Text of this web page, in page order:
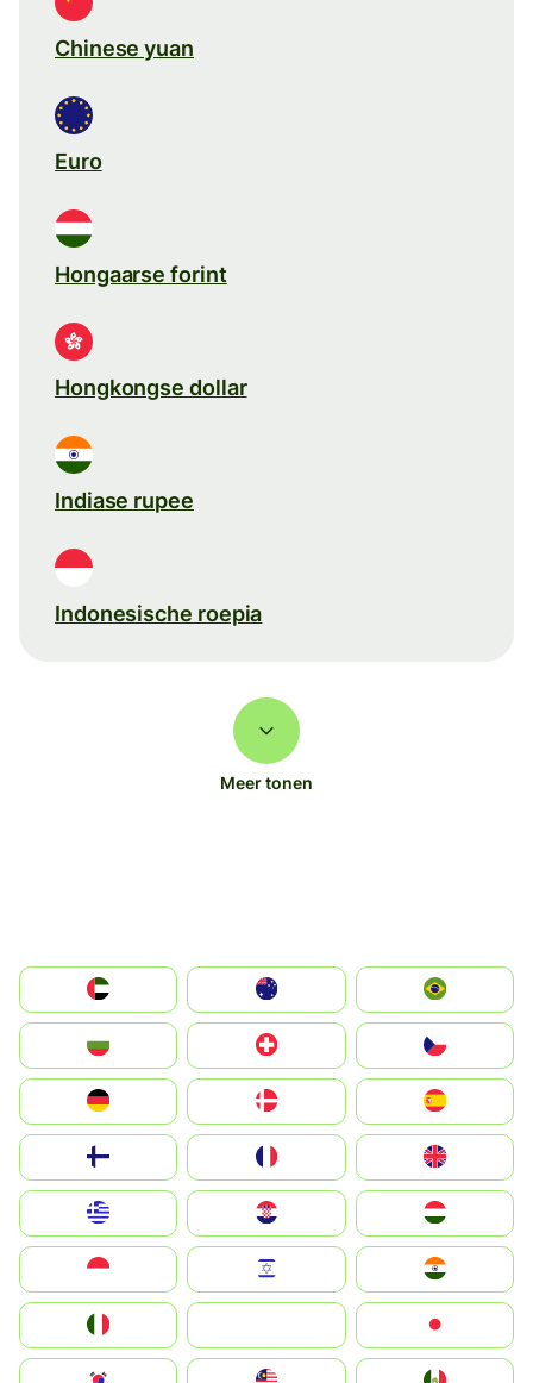
Chinese yuan
Euro
Hongaarse forint
Hongkongse dollar
Indiase rupee
Indonesische roepia
Meer tonen
الإمارات العربية المتحدة
Switzerland
Deutschland
United Kingdom
Magyarország